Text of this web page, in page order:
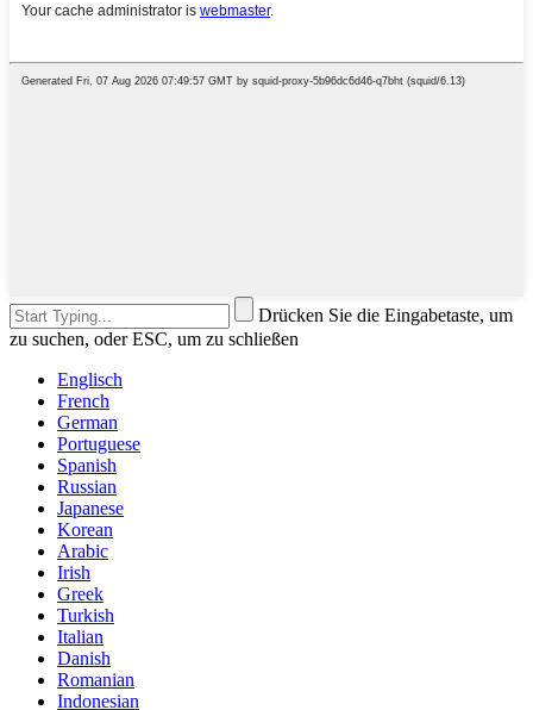
Drücken Sie die Eingabetaste, um
zu suchen, oder ESC, um zu schließen
Englisch
French
German
Portuguese
Spanish
Russian
Japanese
Korean
Arabic
Irish
Greek
Turkish
Italian
Danish
Romanian
Indonesian